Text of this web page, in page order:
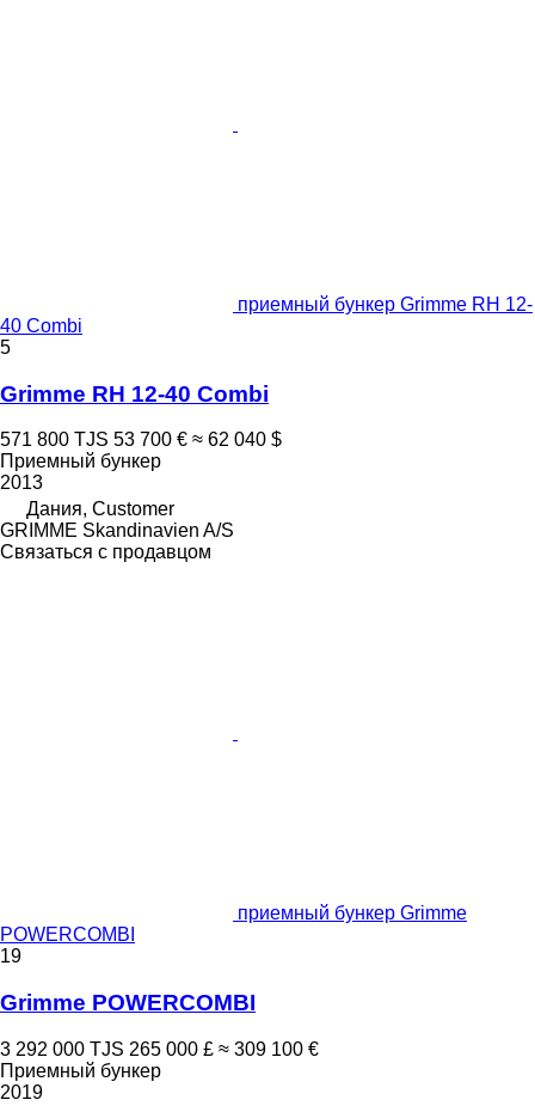
приемный бункер Grimme RH 12-
40 Combi
5
Grimme RH 12-40 Combi
571 800 TJS 53 700 € ≈ 62 040 $
Приемный бункер
2013
Дания, Customer
GRIMME Skandinavien A/S
Связаться с продавцом
приемный бункер Grimme
POWERCOMBI
19
Grimme POWERCOMBI
3 292 000 TJS 265 000 £ ≈ 309 100 €
Приемный бункер
2019